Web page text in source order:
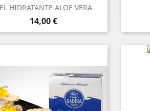
HIDRATANTE ALOE VERA
Precio
14,00 €
 Vista rápida